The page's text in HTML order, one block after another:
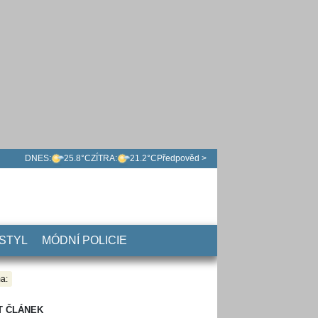
DNES: 25.8°CZÍTRA: 21.2°C Předpověd >
MÓDNÍ POLICIE
ČLÁNEK